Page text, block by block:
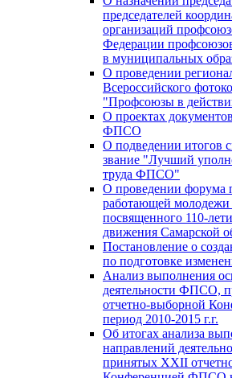
председателей
организаций
Федерации
в муниципальных
О проведении
Всероссийского
"Профсоюзы в
О проектах
ФПСО
О подведении итогов
звание "Лучший
труда ФПСО"
О проведении форума
работающей
посвященного 110-
движения Самарской
Постановление о
по подготовке
Анализ выполнения
деятельности ФПСО,
отчетно-выборной
период 2010-2015 г.г.
Об итогах анализа
направлений
принятых XXII